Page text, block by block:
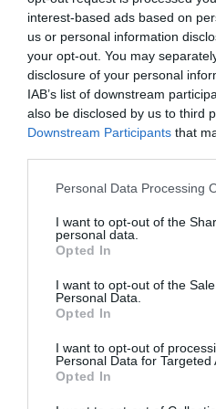
interest-based ads based on
us or personal information
your opt-out. You may
disclosure of your personal
IAB’s list of downstream
also be disclosed by us to third
Downstream Participants that
Personal Data Processing
I want to opt-out of the
personal data.
Opted In
I want to opt-out of the
Personal Data.
Opted In
I want to opt-out of
Personal Data for Targeted
Opted In
Απάντησε ότι «το
τον ετεροθαλή
θα άλλαζε τίποτα
νωρίτερα. Τότε
συνεχίσω τη
αν αισθάνεται
ένα πάρτι μόνο
κόπο να
Κάποιοι χρήστες,
αντίδραση του πατέρα
προσθέτοντας ότι είναι
έφηβο η ημέρα που
πρώτη φορά να βγει έξω
αλκοολούχα ποτά